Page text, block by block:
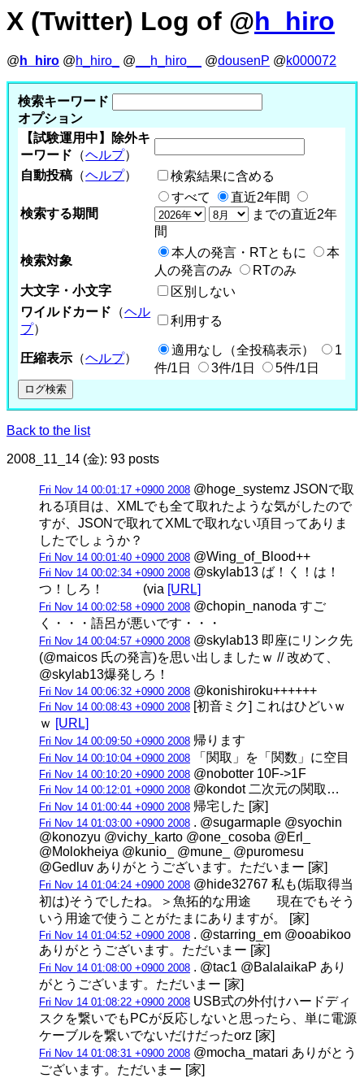
X (Twitter) Log of @h_hiro
@ h_hiro @h_hiro_ @ __h_hiro__ @dousenP @k000072
検索キーワード
オプション
【試験運用中】除外キ
ーワード （ヘルプ）
自動投稿 （ヘルプ） 検索結果に含める
検索する期間
すべて
直近2年間
までの直近2年
間
検索対象
本人の発言・RTともに
本
人の発言のみ
RTのみ
大文字・小文字
区別しない
ワイルドカード （ヘル
プ）
利用する
圧縮表示 （ヘルプ）
適用なし（全投稿表示）
1
件/1日
3件/1日 5件/1日
Back to the list
2008_11_14 (金): 93 posts
Fri Nov 14 00:01:17 +0900 2008 @hoge_systemz JSONで取
れる項目は、XMLでも全て取れたような気がしたので
すが、JSONで取れてXMLで取れない項目ってありま
したでしょうか？
Fri Nov 14 00:01:40 +0900 2008 @Wing_of_Blood++
Fri Nov 14 00:02:34 +0900 2008 @skylab13 ば！く！は！
つ！しろ！ (via [URL]
Fri Nov 14 00:02:58 +0900 2008 @chopin_nanoda すご
く・・・語呂が悪いです・・・
Fri Nov 14 00:04:57 +0900 2008 @skylab13 即座にリンク先
(@maicos 氏の発言)を思い出しましたｗ // 改めて、
@skylab13爆発しろ！
Fri Nov 14 00:06:32 +0900 2008 @konishiroku++++++
Fri Nov 14 00:08:43 +0900 2008 [初音ミク] これはひどいｗ
ｗ [URL]
Fri Nov 14 00:09:50 +0900 2008 帰ります
Fri Nov 14 00:10:04 +0900 2008 「関取」を「関数」に空目
Fri Nov 14 00:10:20 +0900 2008 @nobotter 10F->1F
Fri Nov 14 00:12:01 +0900 2008 @kondot 二次元の関取…
Fri Nov 14 01:00:44 +0900 2008 帰宅した [家]
Fri Nov 14 01:03:00 +0900 2008 . @sugarmaple @syochin
@konozyu @vichy_karto @one_cosoba @Erl_
@Molokheiya @kunio_ @mune_ @puromesu
@Gedluv ありがとうございます。ただいまー [家]
Fri Nov 14 01:04:24 +0900 2008 @hide32767 私も(垢取得当
初は)そうでしたね。＞魚拓的な用途 現在でもそう
いう用途で使うことがたまにありますが。 [家]
Fri Nov 14 01:04:52 +0900 2008 . @starring_em @ooabikoo
ありがとうございます。ただいまー [家]
Fri Nov 14 01:08:00 +0900 2008 . @tac1 @BalalaikaP あり
がとうございます。ただいまー [家]
Fri Nov 14 01:08:22 +0900 2008 USB式の外付けハードディ
スクを繋いでもPCが反応しないと思ったら、単に電源
ケーブルを繋いでないだけだったorz [家]
Fri Nov 14 01:08:31 +0900 2008 @mocha_matari ありがとう
ございます。ただいまー [家]